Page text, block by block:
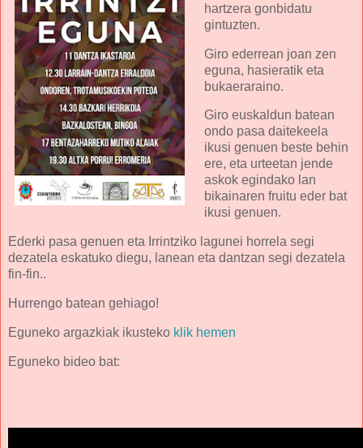
hartzera gonbidatu
gintuzten.
Giro ederrean joan zen
eguna, hasieratik eta
bukaeraraino.
Giro euskaldun batean
ondo pasa daitekeela
ikusi genuen beste behin
ere, eta urteetan jende
askok egindako lan
bikainaren fruitu eder bat
ikusi genuen.
Ederki pasa genuen eta Irrintziko lagunei horrela segi
dezatela eskatuko diegu, lanean eta dantzan segi dezatela
fin-fin..
Hurrengo batean gehiago!
Eguneko argazkiak ikusteko klik hemen
Eguneko bideo bat: